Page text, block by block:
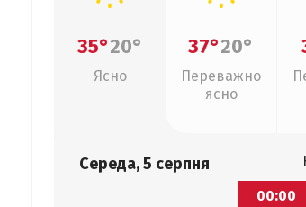
35°20°
Ясно
37°20°
Переважно
ясно
Середа, 5 серпня
00:00